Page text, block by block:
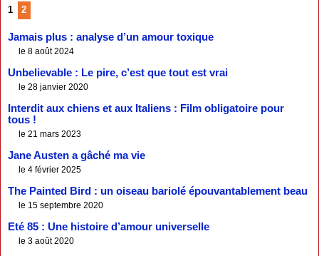
1 2
Jamais plus : analyse d’un amour toxique
le 8 août 2024
Unbelievable : Le pire, c’est que tout est vrai
le 28 janvier 2020
Interdit aux chiens et aux Italiens : Film obligatoire pour
tous !
le 21 mars 2023
Jane Austen a gâché ma vie
le 4 février 2025
The Painted Bird : un oiseau bariolé épouvantablement beau
le 15 septembre 2020
Eté 85 : Une histoire d’amour universelle
le 3 août 2020